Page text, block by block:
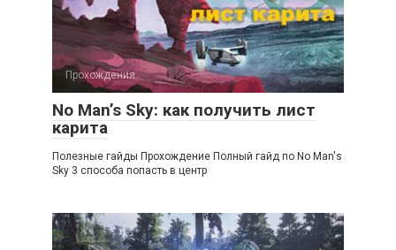
Прохождения
No Man’s Sky: как получить лист
карита
Полезные гайды Прохождение Полный гайд по No Man's
Sky 3 способа попасть в центр